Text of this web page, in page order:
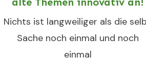
Nichts ist langweiliger als die
Sache noch einmal und noch
einmal